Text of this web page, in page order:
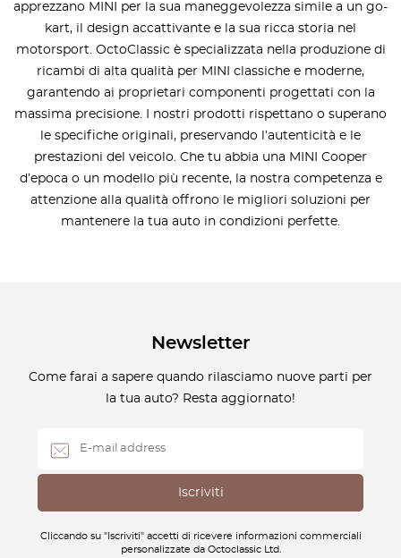
apprezzano MINI per la sua maneggevolezza simile a un go-
kart, il design accattivante e la sua ricca storia nel
motorsport. OctoClassic è specializzata nella produzione di
ricambi di alta qualità per MINI classiche e moderne,
garantendo ai proprietari componenti progettati con la
massima precisione. I nostri prodotti rispettano o superano
le specifiche originali, preservando l’autenticità e le
prestazioni del veicolo. Che tu abbia una MINI Cooper
d’epoca o un modello più recente, la nostra competenza e
attenzione alla qualità offrono le migliori soluzioni per
mantenere la tua auto in condizioni perfette.
Newsletter
Come farai a sapere quando rilasciamo nuove parti per
la tua auto? Resta aggiornato!
Cliccando su "Iscriviti" accetti di ricevere informazioni commerciali
personalizzate da Octoclassic Ltd.